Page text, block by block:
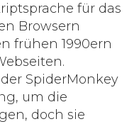
für das
Browsern
frühen 1990ern
SpiderMonkey
um die
doch sie